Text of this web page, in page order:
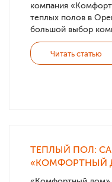
компания
теплых полов в
большой выбор
Читать статью
ТЕПЛЫЙ ПОЛ:
«КОМФОРТНЫЙ